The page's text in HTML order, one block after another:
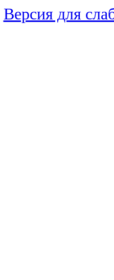
Версия для